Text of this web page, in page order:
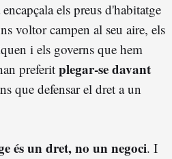
els preus d'habitatge
voltor campen al seu aire, els
i els governs que hem
preferit plegar-se davant
que defensar el dret a un
és un dret, no un negoci. I